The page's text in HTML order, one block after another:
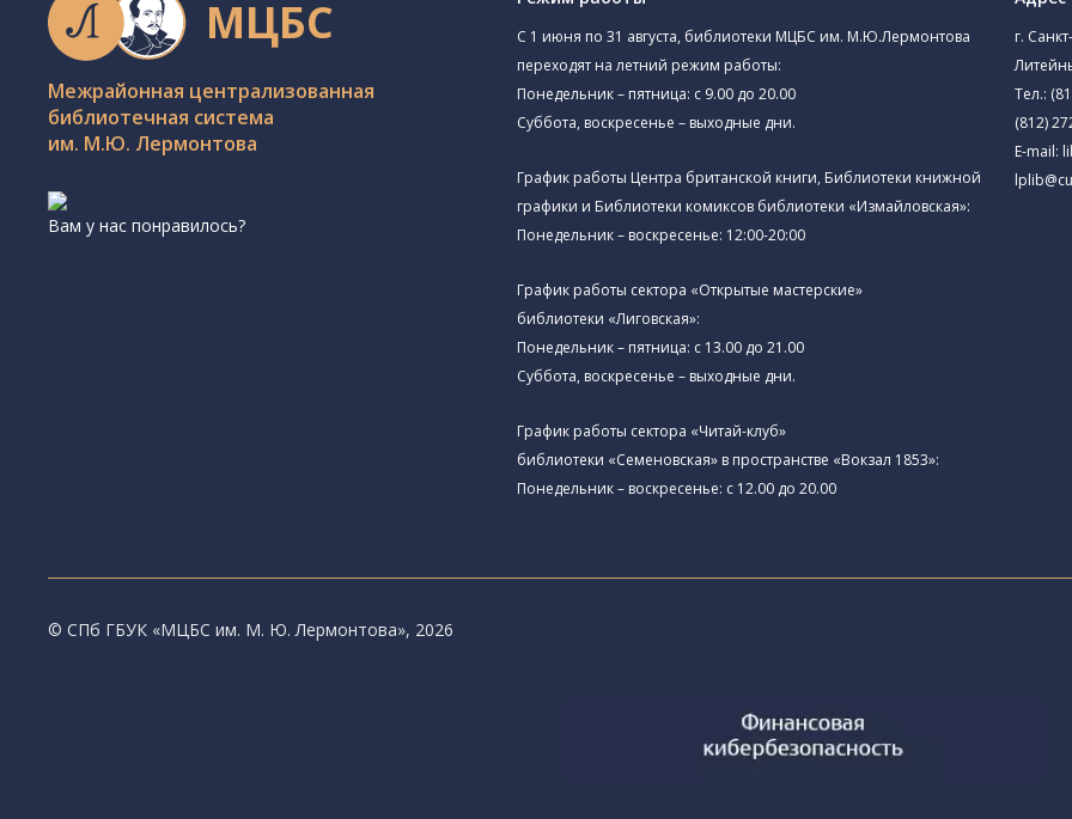
МЦБС
Межрайонная централизованная
библиотечная система
им. М.Ю. Лермонтова
Вам у нас понравилось?
C 1 июня по 31 августа, библиотеки МЦБС им. М.Ю.Лермонтова
переходят на летний режим работы:
Понедельник – пятница: с 9.00 до 20.00
Суббота, воскресенье – выходные дни.
График работы Центра британской книги, Библиотеки книжной
графики и Библиотеки комиксов библиотеки «Измайловская»:
Понедельник – воскресенье: 12:00-20:00
График работы сектора «Открытые мастерские»
библиотеки «Лиговская»:
Понедельник – пятница: с 13.00 до 21.00⁠
Суббота, воскресенье – выходные дни.
График работы сектора «Читай-клуб»
библиотеки «Семеновская» в пространстве «Вокзал 1853»:
Понедельник – воскресенье: с 12.00 до 20.00
г.
Тел.:
(812)
E-mail:
© CПб ГБУК «МЦБС им. М. Ю. Лермонтова», 2026